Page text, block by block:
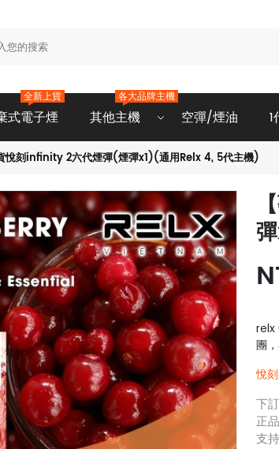
式電子煙
全新上貨
其他主機
各大品牌主機
空彈/煙油
悅刻infinity 2六代煙彈(煙彈x1)(通用Relx 4, 5代主機)
relx
團
悅
下
正
支